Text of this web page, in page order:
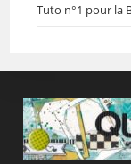
Tuto n°1 pour la